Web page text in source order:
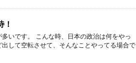
いです。 こんな時、日本の政治は何をやっ
して空転させて、そんなことやってる場合で